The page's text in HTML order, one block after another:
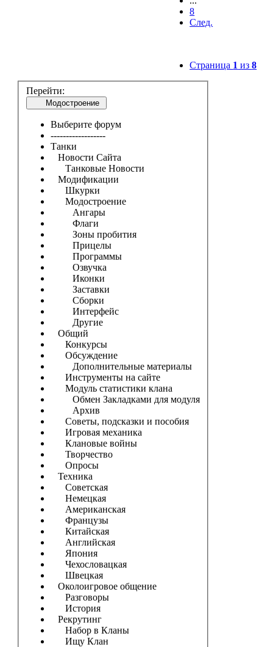
8
След.
Страница 1 из8
Перейти:
Модостроение
Выберите форум
------------------
Танки
Новости Сайта
Танковые Новости
Модификации
Шкурки
Модостроение
Ангары
Флаги
Зоны пробития
Прицелы
Программы
Озвучка
Иконки
Заставки
Сборки
Интерфейс
Другие
Общий
Конкурсы
Обсуждение
Дополнительные материалы
Инструменты на сайте
Модуль статистики клана
Обмен Закладками для модуля
Архив
Советы, подсказки и пособия
Игровая механика
Клановые войны
Творчество
Опросы
Техника
Советская
Немецкая
Американская
Французы
Китайская
Английская
Япония
Чехословацкая
Швецкая
Околоигровое общение
Разговоры
История
Рекрутинг
Набор в Кланы
Ищу Клан